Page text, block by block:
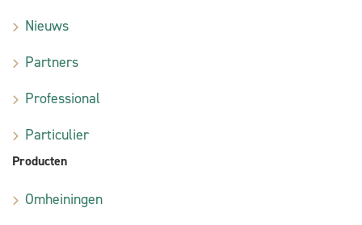
Nieuws
Partners
Professional
Particulier
Producten
Omheiningen